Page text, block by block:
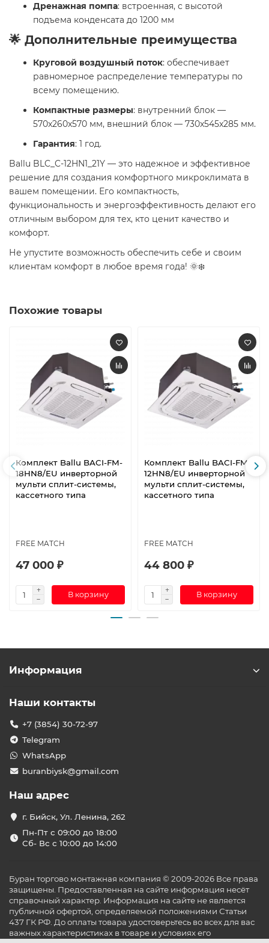
Дренажная помпа: встроенная, с высотой
подъема конденсата до 1200 мм
🌟 Дополнительные преимущества
Круговой воздушный поток: обеспечивает
равномерное распределение температуры по
всему помещению.
Компактные размеры: внутренний блок —
570x260x570 мм, внешний блок — 730x545x285 мм.
Гарантия: 1 год.
Ballu BLC_C-12HN1_21Y — это надежное и эффективное
решение для создания комфортного микроклимата в
вашем помещении. Его компактность,
функциональность и энергоэффективность делают его
отличным выбором для тех, кто ценит качество и
комфорт.
Не упустите возможность обеспечить себе и своим
клиентам комфорт в любое время года! 🌞❄️
Похожие товары
Комплект Ballu BACI-FM-
18HN8/EU инверторной
мульти сплит-системы,
кассетного типа
FREE MATCH
47 000 ₽
В корзину
Комплект Ballu BACI-FM-
12HN8/EU инверторной
мульти сплит-системы,
кассетного типа
FREE MATCH
44 800 ₽
В корзину
Информация
Наши контакты
+7 (3854) 30-72-97
Telegram
WhatsApp
buranbiysk@gmail.com
Наш адрес
г. Бийск, Ул. Ленина, 262
Пн-Пт с 09:00 до 18:00
Сб- Вс с 10:00 до 14:00
Буран торгово монтажная компания © 2009-2026 Все права
защищены. Предоставленная на сайте информация несёт
справочный характер. Информация на сайте не является
публичной офертой, определяемой положениями Статьи
437 ГК РФ. До оплаты товара удостоверьтесь во всех для вас
важных характеристиках в товаре и условиях его